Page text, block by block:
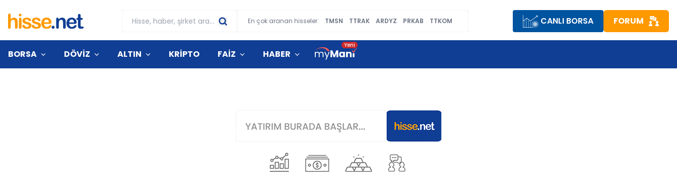
En çok aranan hisseler: TMSN TTRAK ARDYZ PRKAB TTKOM CANLI BORSA FORUM
BORSA DÖVİZ ALTIN KRİPTO FAİZ HABER